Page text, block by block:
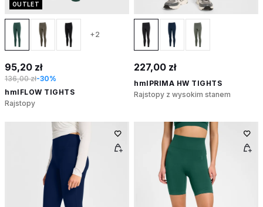
OUTLET
+2
95,20 zł
136,00 zł-30%
hmlFLOW TIGHTS
Rajstopy
227,00 zł
hmlPRIMA HW TIGHTS
Rajstopy z wysokim stanem